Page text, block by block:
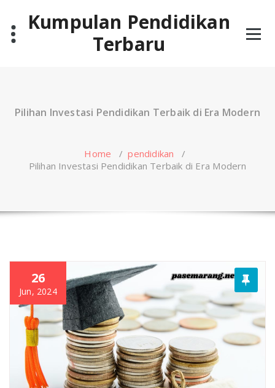
contentKumpulan Pendidikan
Terbaru
Pilihan Investasi Pendidikan Terbaik di Era Modern
Home /pendidikan /
Pilihan Investasi Pendidikan Terbaik di Era Modern
26
Jun, 2024